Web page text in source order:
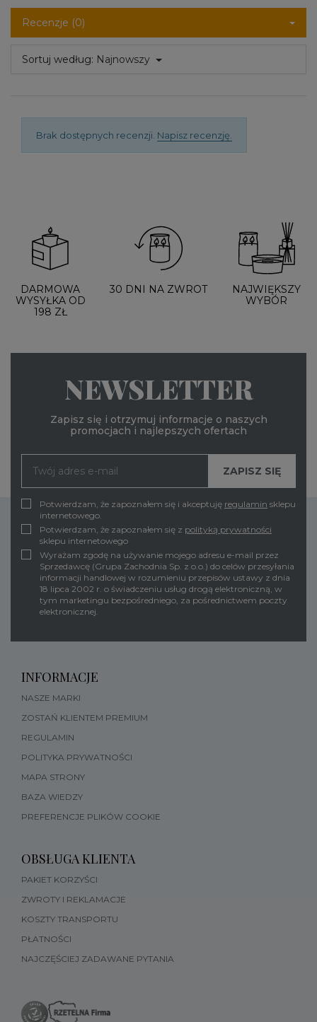
Recenzje (0)
Sortuj według: Najnowszy
Brak dostępnych recenzji. Napisz recenzję.
DARMOWA
WYSYŁKA OD
198 ZŁ
30 DNI NA ZWROT
NAJWIĘKSZY
WYBÓR
NEWSLETTER
Zapisz się i otrzymuj informacje o naszych
promocjach i najlepszych ofertach
Potwierdzam, że zapoznałem się i akceptuję regulamin sklepu
internetowego.
Potwierdzam, że zapoznałem się z polityką prywatności
sklepu internetowego
Wyrażam zgodę na używanie mojego adresu e-mail przez
Sprzedawcę (Grupa Zachodnia Sp. z o.o.) do celów przesyłania
informacji handlowej w rozumieniu przepisów ustawy z dnia
18 lipca 2002 r. o świadczeniu usług drogą elektroniczną, w
tym marketingu bezpośredniego, za pośrednictwem poczty
elektronicznej.
INFORMACJE
NASZE MARKI
ZOSTAŃ KLIENTEM PREMIUM
REGULAMIN
POLITYKA PRYWATNOŚCI
MAPA STRONY
BAZA WIEDZY
PREFERENCJE PLIKÓW COOKIE
OBSŁUGA KLIENTA
PAKIET KORZYŚCI
ZWROTY I REKLAMACJE
KOSZTY TRANSPORTU
PŁATNOŚCI
NAJCZĘŚCIEJ ZADAWANE PYTANIA